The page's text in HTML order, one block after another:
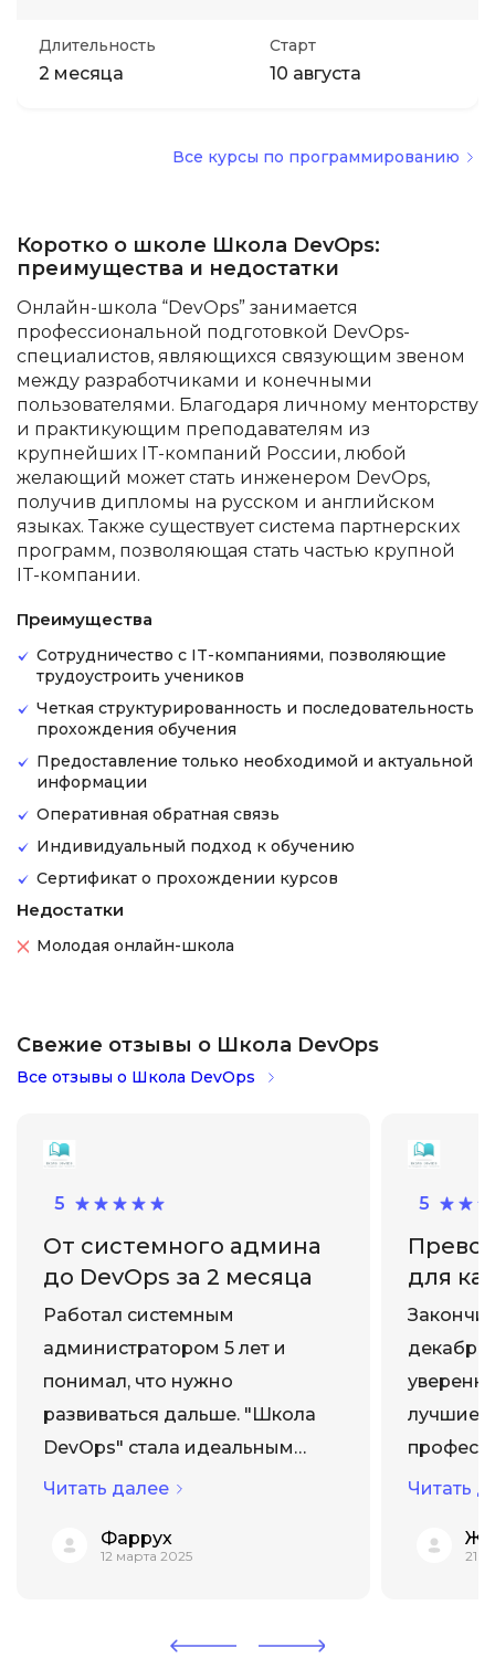
Длительность
2 месяца
Старт
10 августа
Все курсы по программированию
Коротко о школе Школа DevOps:
преимущества и недостатки
Онлайн-школа “DevOps” занимается
профессиональной подготовкой DevOps-
специалистов, являющихся связующим звеном
между разработчиками и конечными
пользователями. Благодаря личному менторству
и практикующим преподавателям из
крупнейших IT-компаний России, любой
желающий может стать инженером DevOps,
получив дипломы на русском и английском
языках. Также существует система партнерских
программ, позволяющая стать частью крупной
IT-компании.
Преимущества
Сотрудничество с IT-компаниями, позволяющие
трудоустроить учеников
Четкая структурированность и последовательность
прохождения обучения
Предоставление только необходимой и актуальной
информации
Оперативная обратная связь
Индивидуальный подход к обучению
Сертификат о прохождении курсов
Недостатки
Молодая онлайн-школа
Свежие отзывы о Школа DevOps
Все отзывы о Школа DevOps
От системного админа
до DevOps за 2 месяца
Работал системным
администратором 5 лет и
понимал, что нужно
развиваться дальше. "Школа
DevOps" стала идеальным
решением для перехода в
охватывает весь современный
automation, monitoring, security.
Читать далее
Фаррух
12 марта 2025
5
для
декабре
лучшие
Читать
21
5